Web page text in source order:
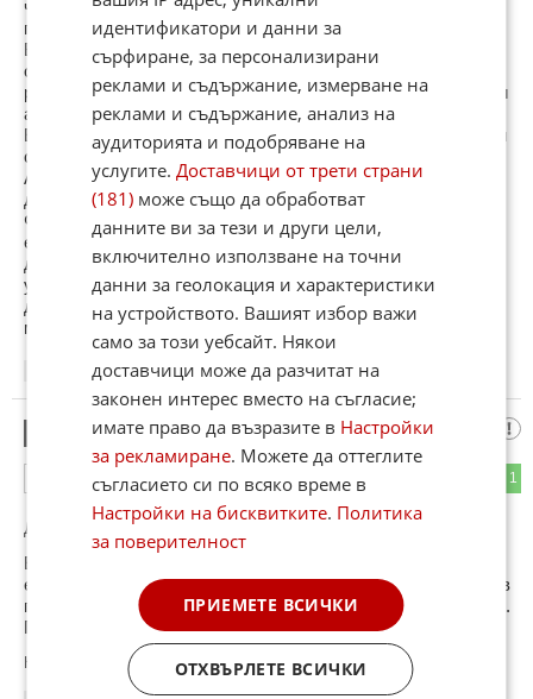
чистачка. Акумулаторът също е олекотен, а отзад е
поставен каркас за безопасност.
В крайна сметка автомобилът с мощност 275 к.с. е
отслабнал със 100 кг. Освен това версията Trophy-R
разчита на изпускателна система Akrapovic и регулируеми
амортисьори Ohlins.
Е тази кола без седалки,климатик,кастифон и чистачки ли
се предлага серийно?Обаче има ауспух
Акраповиц,регулируемо окачване и ролбар,ОЗ рейсинг
джанти и специални гуми,стандартно,така ли?
Факт е,че е най-бързата кола с предно на тази писта,факт
е,че е много добро Реното,но също така е факт,че без
доработки няма как да стане.Което важи и за другите
участници в тази надпревара.Нито една кола не е взета
директно от магазина и пусната на пистата.Всички имат
малко или много промени.
18.06.2014
Радой Мянков
1
До коментар #14
Е то не е много лесно да говориш без да си прочел нито
един от коментарите ми. И сега да го кажа като на ученик в
първи клас - Върни се и прегледай написаното, ред по ред.
После пак ще си говорим.
Коментиран от
идентификатори и данни за
сърфиране, за персонализирани
реклами и съдържание, измерване на
реклами и съдържание, анализ на
аудиторията и подобряване на
услугите.Доставчици от трети страни
(181) може също да обработват
данните ви за тези и други цели,
включително използване на точни
данни за геолокация и характеристики
на устройството. Вашият избор важи
само за този уебсайт. Някои
доставчици може да разчитат на
законен интерес вместо на съгласие;
имате право да възразите в Настройки
за рекламиране. Можете да оттеглите
съгласието си по всяко време в
Настройки на бисквитките. Политика
за поверителност
ПРИЕМЕТЕ ВСИЧКИ
ОТХВЪРЛЕТЕ ВСИЧКИ